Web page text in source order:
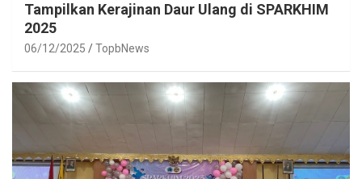
Tampilkan Kerajinan Daur Ulang di SPARKHIM
2025
06/12/2025 TopbNews